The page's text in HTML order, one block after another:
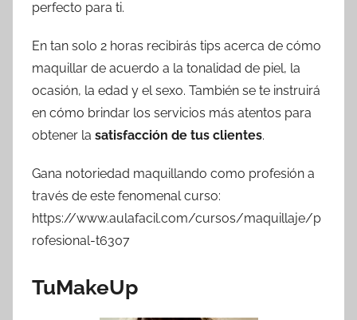
perfecto para ti.
En tan solo 2 horas recibirás tips acerca de cómo
maquillar de acuerdo a la tonalidad de piel, la
ocasión, la edad y el sexo. También se te instruirá
en cómo brindar los servicios más atentos para
obtener la satisfacción de tus clientes.
Gana notoriedad maquillando como profesión a
través de este fenomenal curso:
https://www.aulafacil.com/cursos/maquillaje/p
rofesional-t6307
TuMakeUp